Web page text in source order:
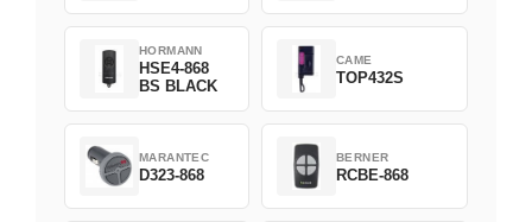
HORMANN
HSE4-868
BS BLACK
CAME
TOP432S
MARANTEC
D323-868
BERNER
RCBE-868